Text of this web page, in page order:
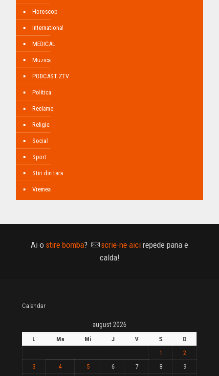
Horoscop
International
MEDICAL
Muzica
PODCAST ZTV
Politica
Reclame
Religie
Social
Sport
Stiri din tara
Vremea
Ai o stire bomba? scrie-ne aici repede pana e
calda!
Calendar
august 2026
L Ma Mi J V S
D
1
2
3
4 5 6 7 8
9